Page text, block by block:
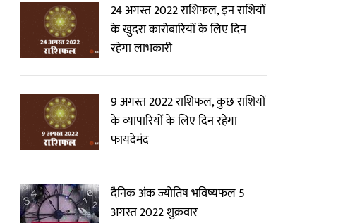
24 अगस्त 2022 राशिफल, इन राशियों
के खुदरा कारोबारियों के लिए दिन
रहेगा लाभकारी
9 अगस्त 2022 राशिफल, कुछ राशियों
के व्यापारियों के लिए दिन रहेगा
फायदेमंद
दैनिक अंक ज्योतिष भविष्यफल 5
अगस्त 2022 शुक्रवार